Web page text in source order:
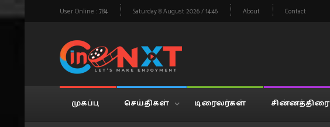
User Online : 784 Saturday 8 August 2026 / 14:46 About Contact
முகப்பு செய்திகள் டிரைலர்கள் சின்னத்திரை